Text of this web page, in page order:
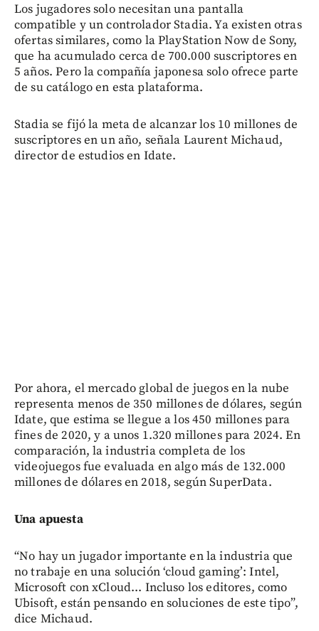
Los jugadores solo necesitan una pantalla
compatible y un controlador Stadia. Ya existen otras
ofertas similares, como la PlayStation Now de Sony,
que ha acumulado cerca de 700.000 suscriptores en
5 años. Pero la compañía japonesa solo ofrece parte
de su catálogo en esta plataforma.
Stadia se fijó la meta de alcanzar los 10 millones de
suscriptores en un año, señala Laurent Michaud,
director de estudios en Idate.
Por ahora, el mercado global de juegos en la nube
representa menos de 350 millones de dólares, según
Idate, que estima se llegue a los 450 millones para
fines de 2020, y a unos 1.320 millones para 2024. En
comparación, la industria completa de los
videojuegos fue evaluada en algo más de 132.000
millones de dólares en 2018, según SuperData.
Una apuesta
“No hay un jugador importante en la industria que
no trabaje en una solución ‘cloud gaming’: Intel,
Microsoft con xCloud... Incluso los editores, como
Ubisoft, están pensando en soluciones de este tipo”,
dice Michaud.